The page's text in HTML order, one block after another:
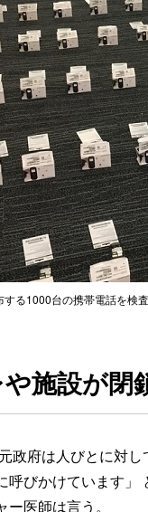
する1000台の携帯電話を検
施設が閉
政府は人びとに対
呼びかけています
医師は言う。